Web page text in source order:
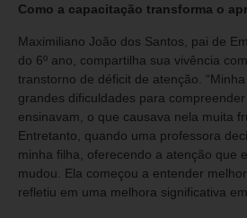
Como a capacitação transforma o
Maximiliano João dos Santos, pai de
do 6º ano, compartilha sua vivência
transtorno de déficit de atenção.
grandes dificuldades para
ensinavam, o que causava nela muita
Entretanto, quando uma professora
minha filha, oferecendo a atenção que
mudou. Ela começou a entender
refletiu em uma melhora significativa